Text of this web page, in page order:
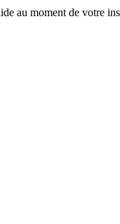
au moment de votre